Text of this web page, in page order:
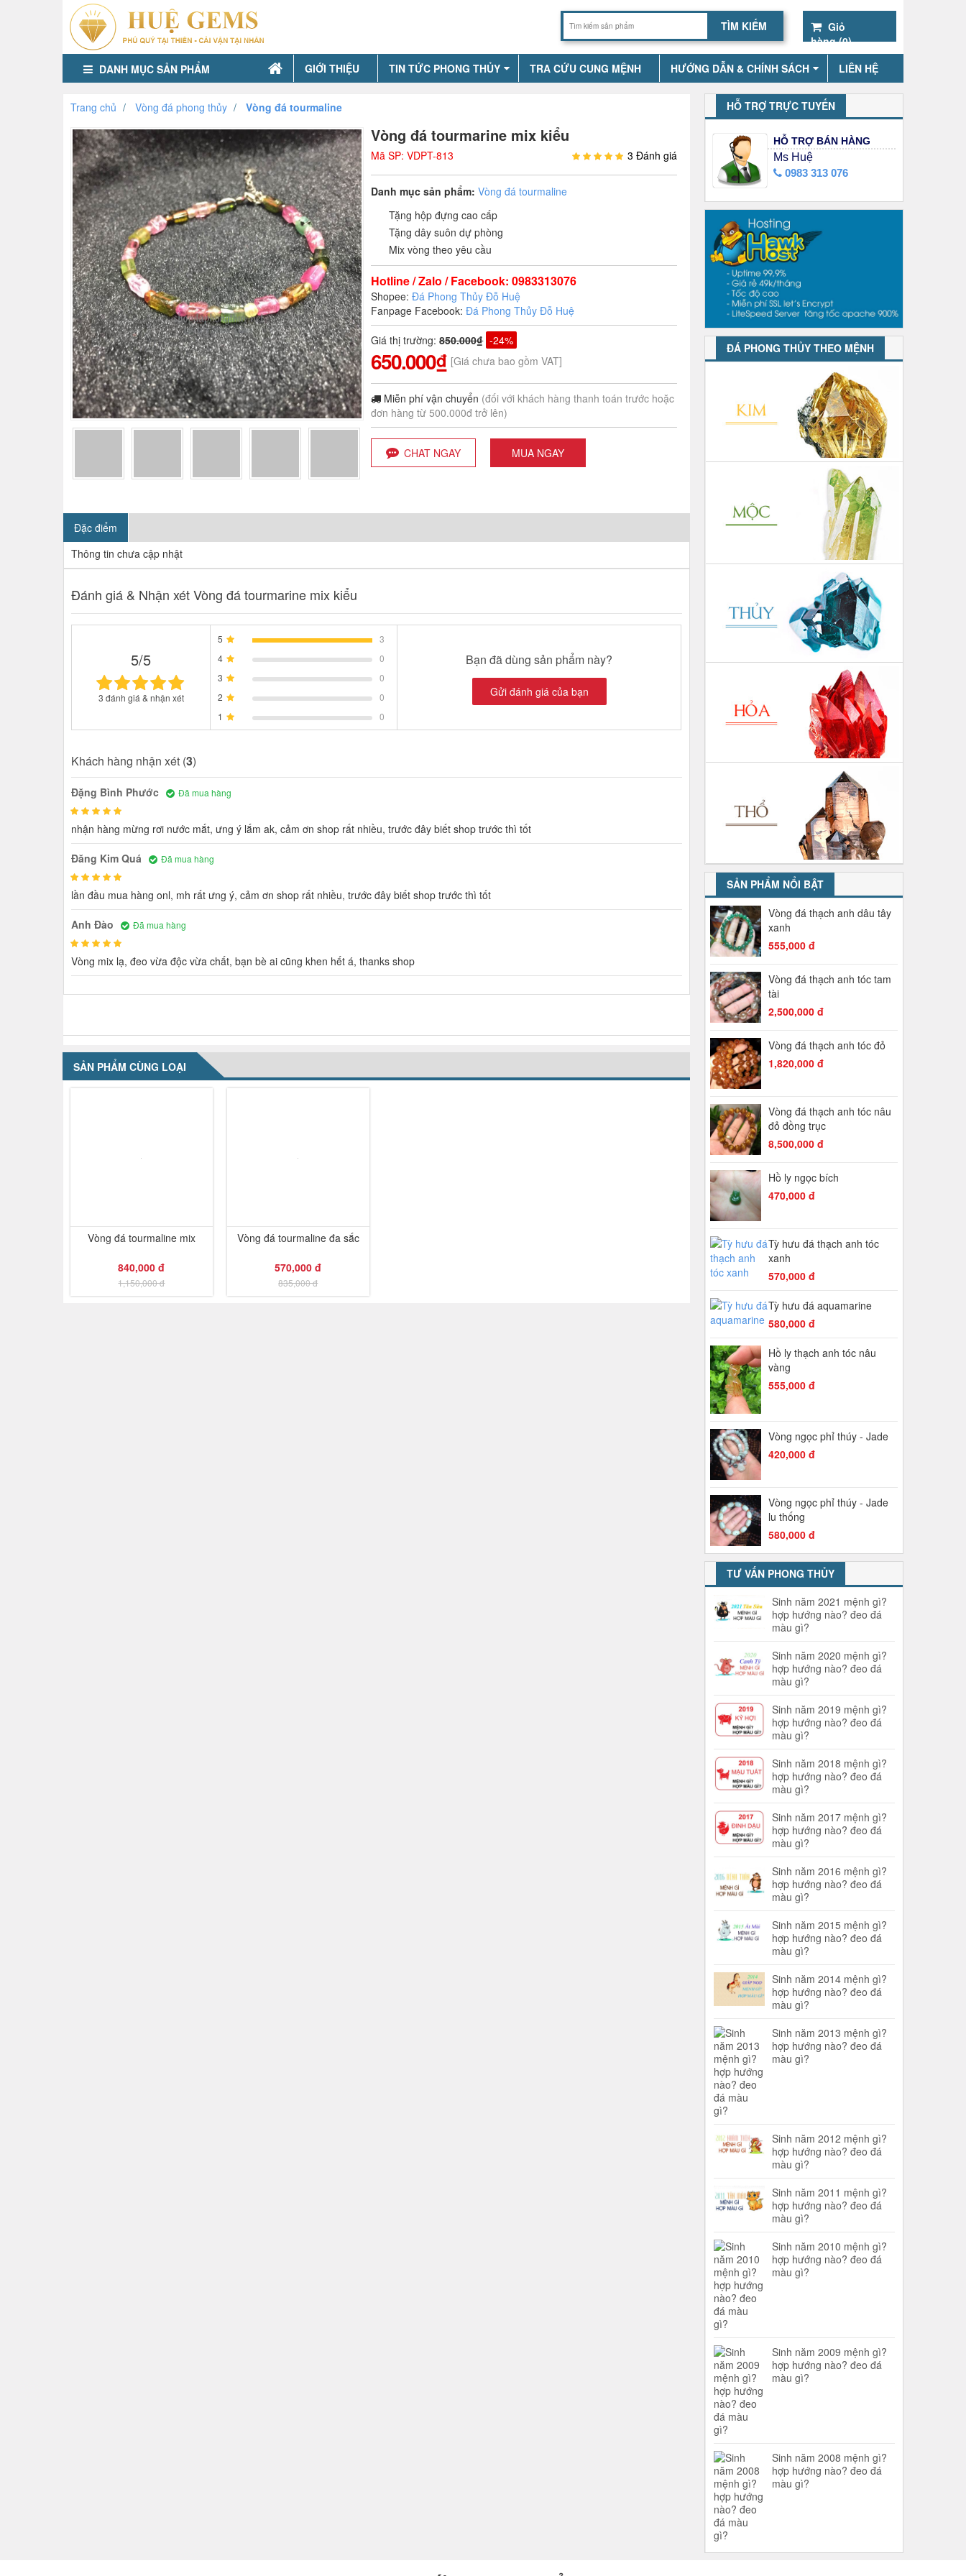
Giỏ
hàng (0)
DANH MỤC SẢN PHẨM
GIỚI THIỆU TIN TỨC PHONG THỦY TRA CỨU CUNG MỆNH HƯỚNG DẪN & CHÍNH SÁCH LIÊN HỆ
Trang chủ Vòng đá phong thủy Vòng đá tourmaline
Vòng đá tourmarine mix kiểu
Mã SP: VDPT-813 3 Đánh giá
Danh mục sản phẩm: Vòng đá tourmaline
Tặng hộp đựng cao cấp
Tặng dây suôn dự phòng
Mix vòng theo yêu cầu
Hotline / Zalo / Facebook: 0983313076
Shopee:Đá Phong Thủy Đỗ Huệ
Fanpage Facebook:Đá Phong Thủy Đỗ Huệ
Giá thị trường:850.000₫ -24%
650.000₫ [Giá chưa bao gồm VAT]
Miễn phí vận chuyển (đối với khách hàng thanh toán trước hoặc
đơn hàng từ 500.000đ trở lên)
CHAT NGAY MUA NGAY
Đặc điểm
Thông tin chưa cập nhật
Đánh giá & Nhận xét Vòng đá tourmarine mix kiểu
5/5
3 đánh giá & nhận xét
5
3
4
0
3
0
2
0
1
0
Bạn đã dùng sản phẩm này?
Gửi đánh giá của bạn
Khách hàng nhận xét (3)
Đặng Bình Phước Đã mua hàng
nhận hàng mừng rơi nước mắt, ưng ý lắm ak, cảm ơn shop rất nhiều, trước đây biết shop trước thì tốt
Đăng Kim Quá Đã mua hàng
lần đầu mua hàng onl, mh rất ưng ý, cảm ơn shop rất nhiều, trước đây biết shop trước thì tốt
Anh Đào Đã mua hàng
Vòng mix lạ, đeo vừa độc vừa chất, bạn bè ai cũng khen hết á, thanks shop
SẢN PHẨM CÙNG LOẠI
Vòng đá tourmaline mix
840,000 đ
1,150,000 đ
Vòng đá tourmaline đa sắc
570,000 đ
835,000 đ
HỖ TRỢ TRỰC TUYẾN
HỖ TRỢ BÁN HÀNG
Ms Huệ
0983 313 076
ĐÁ PHONG THỦY THEO MỆNH
SẢN PHẨM NỔI BẬT
Vòng đá thạch anh dâu tây
xanh
555,000 đ
Vòng đá thạch anh tóc tam
tài
2,500,000 đ
Vòng đá thạch anh tóc đỏ
1,820,000 đ
Vòng đá thạch anh tóc nâu
đỏ đồng trục
8,500,000 đ
Hồ ly ngọc bích
470,000 đ
Tỳ hưu đá thạch anh tóc
xanh
570,000 đ
Tỳ hưu đá aquamarine
580,000 đ
Hồ ly thạch anh tóc nâu
vàng
555,000 đ
Vòng ngọc phỉ thúy - Jade
420,000 đ
Vòng ngọc phỉ thúy - Jade
lu thống
580,000 đ
TƯ VẤN PHONG THỦY
Sinh năm 2021 mệnh gì?
hợp hướng nào? đeo đá
màu gì?
Sinh năm 2020 mệnh gì?
hợp hướng nào? đeo đá
màu gì?
Sinh năm 2019 mệnh gì?
hợp hướng nào? đeo đá
màu gì?
Sinh năm 2018 mệnh gì?
hợp hướng nào? đeo đá
màu gì?
Sinh năm 2017 mệnh gì?
hợp hướng nào? đeo đá
màu gì?
Sinh năm 2016 mệnh gì?
hợp hướng nào? đeo đá
màu gì?
Sinh năm 2015 mệnh gì?
hợp hướng nào? đeo đá
màu gì?
Sinh năm 2014 mệnh gì?
hợp hướng nào? đeo đá
màu gì?
Sinh năm 2013 mệnh gì?
hợp hướng nào? đeo đá
màu gì?
Sinh năm 2012 mệnh gì?
hợp hướng nào? đeo đá
màu gì?
Sinh năm 2011 mệnh gì?
hợp hướng nào? đeo đá
màu gì?
Sinh năm 2010 mệnh gì?
hợp hướng nào? đeo đá
màu gì?
Sinh năm 2009 mệnh gì?
hợp hướng nào? đeo đá
màu gì?
Sinh năm 2008 mệnh gì?
hợp hướng nào? đeo đá
màu gì?